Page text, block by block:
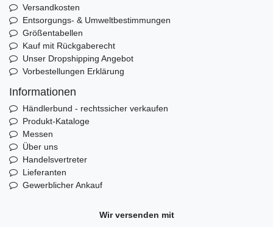
Versandkosten
Entsorgungs- & Umweltbestimmungen
Größentabellen
Kauf mit Rückgaberecht
Unser Dropshipping Angebot
Vorbestellungen Erklärung
Informationen
Händlerbund - rechtssicher verkaufen
Produkt-Kataloge
Messen
Über uns
Handelsvertreter
Lieferanten
Gewerblicher Ankauf
Wir versenden mit